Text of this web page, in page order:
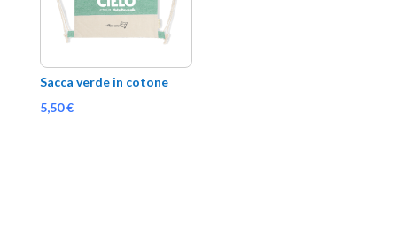
Sacca verde in cotone
5,50€